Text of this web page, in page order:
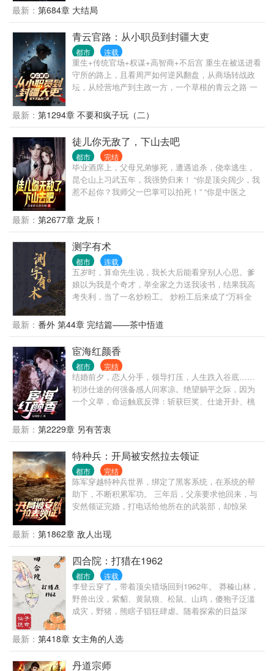
100点。” “恭喜你率领小弟做起了正当生意，奖励善功
500点。” “恭喜你资助福利院五百万，奖励善功5000
点。” ...... 在发现善功能够用来兑换各种东西后，沈栋
彻底爱上了做善事。 黄志诚：一千万善款？你确定捐
款人是洪兴的扛把子？ 李文彬：很难相信这个与孩子
们玩在一起的人是个江湖大佬。 陆启昌：沈栋有慈善
护体，我们动不了他。 ...... 我是洪兴扛把子沈栋，一
不留神，从一个古惑仔变成了港岛最有名的大富豪和
最新： 第684章 大结局
青云官路：从小职员到封疆大吏
都市 连载
重生+传统官场+权谋+高智商+不后宫 重生在被送进看
守所的路上，且看周严如何逆风翻盘，从商场转战政
坛，从经营地产到主政一方，一个草根的青云之路 一
人物，有着普通人该有的七情六欲，也有着做一番事
业的野望。商海也好，政治也好，做一个能够守住良
知底线的人，就是最大的成功。
最新： 第1294章 不要和疯子玩（二）
徒儿你无敌了，下山去吧
都市 完结
毕业酒席上，父母兄弟惨死，遭遇追杀，侥幸逃生，
昆仑山上习武五年，我强势归来！ “你是顶尖阔少，我
惹不起你？我师父一巴掌可以拍死！” “你是中医之
是宗师武者，一人之下，万人之上？我师父坐镇昆
仑，天下宗师来拜！” “你是江南王，权倾天下？我师
父曾为帝师，是你上司的上司！” “你亿万家产，左右
世界金融走向？我师父掌控印钞机，你的钱是他发行
的！” 这样的无敌师傅，叶北辰有99个。
最新： 第2677章 龙辰！
测字有术
都市 连载
五岁时，算命先生说，我长大后能看穿别人心思。爹
娘以为我是个奇才，举全家之力送我读书，结果我高
考失利，当了一名炒粉工。 炒粉工后来成了“万科全
不是你，你可以成为不一样的烟火。 翻开第一页看一
句段评，相当于作品简介。
最新： 番外 第44章 完结篇——茶中悟道
宦海红颜香
都市 完结
结婚前夕，恋人分手，领导打压，人生跌入谷底……
初涉仕途的何强备感人间寒凉。绝望躺平之际，因为
一个义举，命运触底反弹：斩获巨奖、仕途开卦、桃
吏的奇妙人生。
最新： 第2229章 另有苦衷
特种兵：开局被安然拉去领证
都市 完结
陈军穿越特种兵世界，绑定了黑客系统，在系统的帮
助下，不断积累军功。 三年后，父亲要求他回来，与
安然领证完婚，打电话给他所在的武装部，却惊呆
最新： 第1862章 敌人出现
四合院：打猎在1962
都市 连载
李登云穿了，带着顶尖猎场回到1962年。 莽榛山林，
野兽出没，紫貂、黄鼠狼、松鼠、山鸡，傻狍子泛滥
成灾，野猪，熊瞎子猖狂肆虐。随着探索的日益深
百年灵芝逐渐揭开神秘面纱。 负伤回城的李登云毅然
扛起水连珠，为恓惶年代换个活法…… 治愈系，轻松
向，侠之大者，为国为民！
最新： 第418章 女主角的人选
丹道宗师